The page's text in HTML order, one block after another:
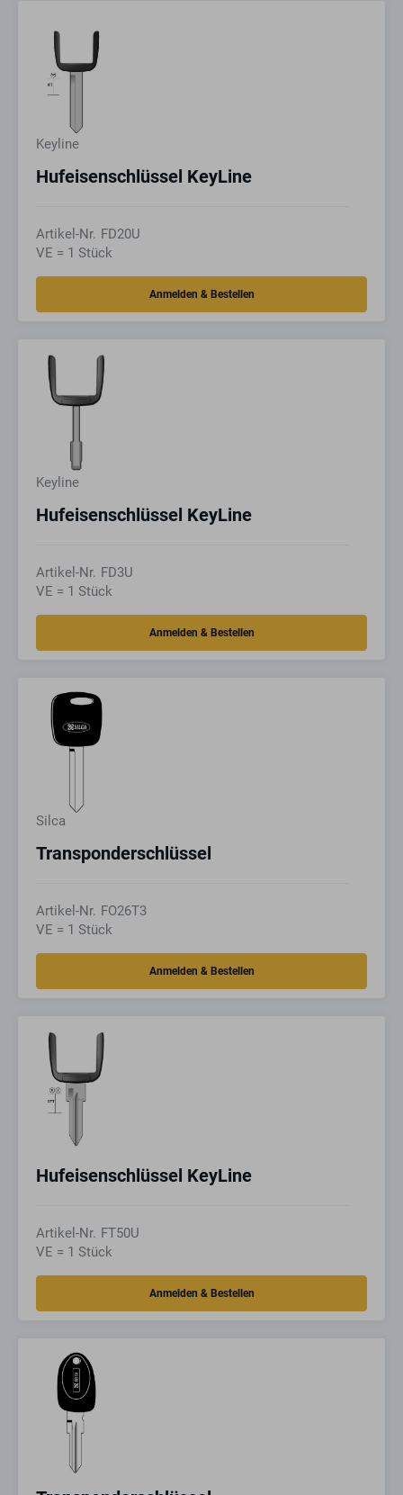
Keyline
Hufeisenschlüssel KeyLine
Artikel-Nr. FD20U
VE = 1 Stück
Keyline
Hufeisenschlüssel KeyLine
Artikel-Nr. FD3U
VE = 1 Stück
Silca
Transponderschlüssel
Artikel-Nr. FO26T3
VE = 1 Stück
Hufeisenschlüssel KeyLine
Artikel-Nr. FT50U
VE = 1 Stück